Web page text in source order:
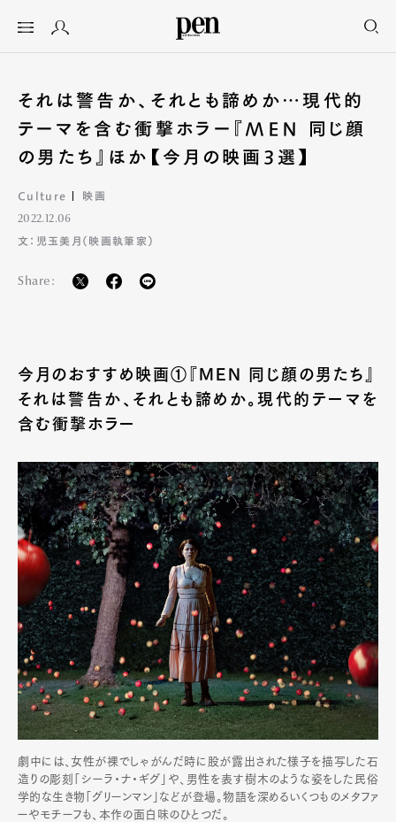
それは警告か、それとも諦めか…現代的
テーマを含む衝撃ホラー『MEN 同じ顔
の男たち』ほか【今月の映画3選】
Culture 映画
2022.12.06
文：児玉美月（映画執筆家）
Share:
今月のおすすめ映画①『MEN 同じ顔の男たち』
それは警告か、それとも諦めか。現代的テーマを
含む衝撃ホラー
劇中には、女性が裸でしゃがんだ時に股が露出された様子を描写した石
造りの彫刻「シーラ・ナ・ギグ」や、男性を表す樹木のような姿をした民俗
学的な生き物「グリーンマン」などが登場。物語を深めるいくつものメタファ
ーやモチーフも、本作の面白味のひとつだ。